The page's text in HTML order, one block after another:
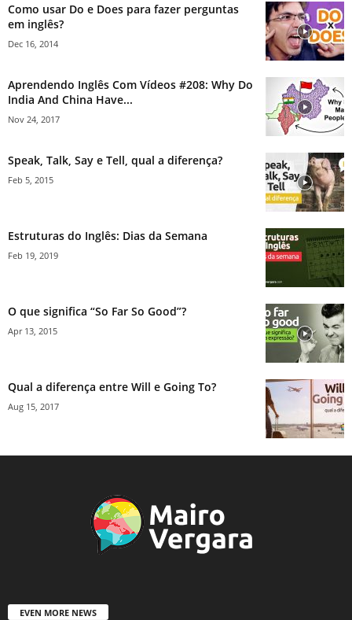
Como usar Do e Does para fazer perguntas
em inglês?
Dec 16, 2014
Aprendendo Inglês Com Vídeos #208: Why Do
India And China Have...
Nov 24, 2017
Speak, Talk, Say e Tell, qual a diferença?
Feb 5, 2015
Estruturas do Inglês: Dias da Semana
Feb 19, 2019
O que significa “So Far So Good”?
Apr 13, 2015
Qual a diferença entre Will e Going To?
Aug 15, 2017
EVEN MORE NEWS